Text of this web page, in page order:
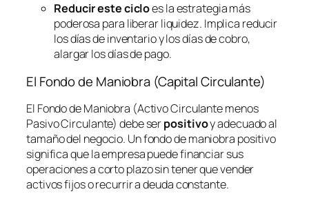
Reducir este cicloes la estrategia más
poderosa para liberar liquidez. Implica reducir
los días de inventario y los días de cobro,
alargar los días de pago.
El Fondo de Maniobra (Capital Circulante)
El Fondo de Maniobra (Activo Circulante menos
Pasivo Circulante) debe serpositivoy adecuado al
tamaño del negocio. Un fondo de maniobra positivo
significa que la empresa puede financiar sus
operaciones a corto plazo sin tener que vender
activos fijos o recurrir a deuda constante.